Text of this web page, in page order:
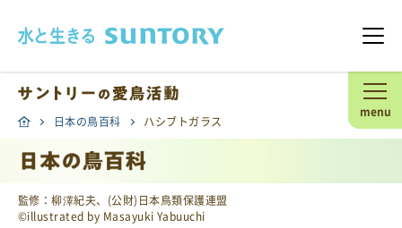
メ
menu
日本の鳥百科 ハシブトガラス
監修：柳澤紀夫、(公財)日本鳥類保護連盟
©illustrated by Masayuki Yabuuchi